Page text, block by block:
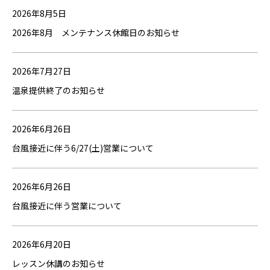
2026年8月5日
2026年8月 メンテナンス休館日のお知らせ
2026年7月27日
温泉提供終了のお知らせ
2026年6月26日
台風接近に伴う6/27(土)営業について
2026年6月26日
台風接近に伴う営業について
2026年6月20日
レッスン休講のお知らせ